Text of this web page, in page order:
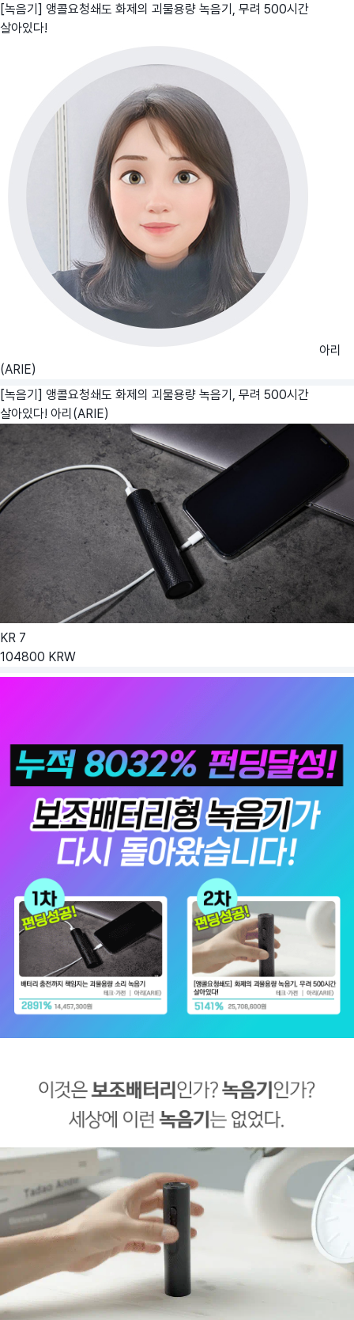
[녹음기] 앵콜요청쇄도 화제의 괴물용량 녹음기, 무려 500시간
살아있다!
아리
(ARIE)
[녹음기] 앵콜요청쇄도 화제의 괴물용량 녹음기, 무려 500시간
살아있다! 아리(ARIE)
KR 7
104800 KRW